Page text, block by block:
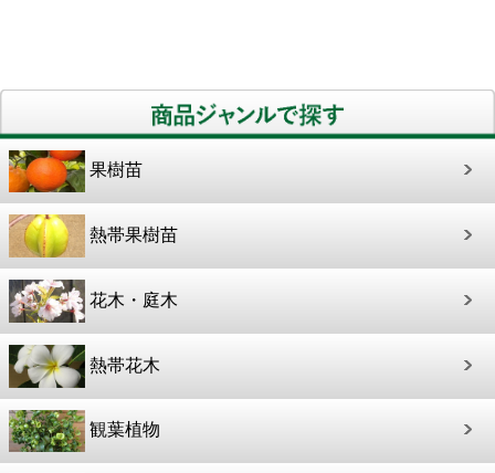
果樹苗
熱帯果樹苗
花木・庭木
熱帯花木
観葉植物